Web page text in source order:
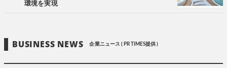
環境を実現
BUSINESS NEWS 企業ニュース ( PR TIMES提供 )